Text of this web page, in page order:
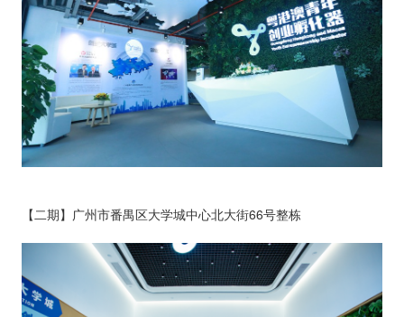
【二期】广州市番禺区大学城中心北大街66号整栋